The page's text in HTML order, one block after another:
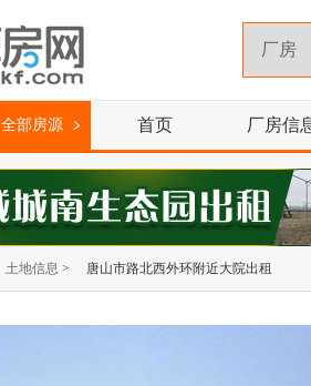
全部房源 首页 厂房信
土地信息 > 唐山市路北西外环附近大院出租